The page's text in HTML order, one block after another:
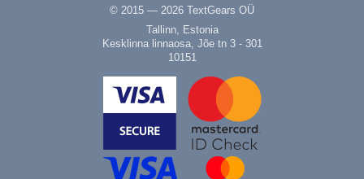
© 2015 — 2026 TextGears OÜ
Tallinn, Estonia
Kesklinna linnaosa, Jõe tn 3 - 301
10151